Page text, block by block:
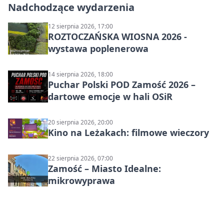
Nadchodzące wydarzenia
12 sierpnia 2026, 17:00
ROZTOCZAŃSKA WIOSNA 2026 -
wystawa poplenerowa
14 sierpnia 2026, 18:00
Puchar Polski POD Zamość 2026 –
dartowe emocje w hali OSiR
20 sierpnia 2026, 20:00
Kino na Leżakach: filmowe wieczory
22 sierpnia 2026, 07:00
Zamość – Miasto Idealne:
mikrowyprawa